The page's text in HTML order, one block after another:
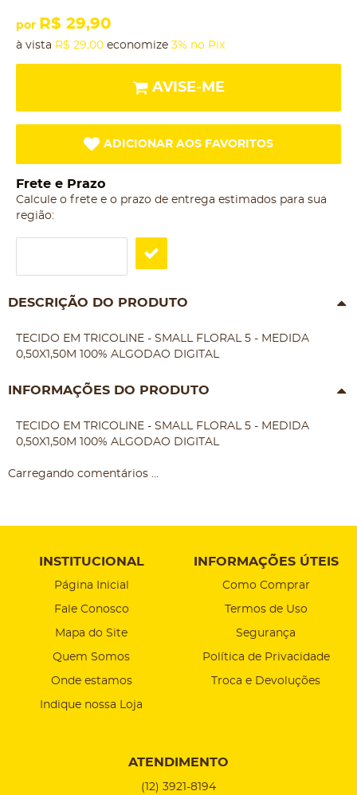
por R$ 29,90
à vista R$ 29,00 economize 3% no Pix
AVISE-ME
ADICIONAR AOS FAVORITOS
Frete e Prazo
Calcule o frete e o prazo de entrega estimados para sua
região:
DESCRIÇÃO DO PRODUTO
TECIDO EM TRICOLINE - SMALL FLORAL 5 - MEDIDA
0,50X1,50M 100% ALGODAO DIGITAL
INFORMAÇÕES DO PRODUTO
TECIDO EM TRICOLINE - SMALL FLORAL 5 - MEDIDA
0,50X1,50M 100% ALGODAO DIGITAL
Carregando comentários ...
INSTITUCIONAL
Página Inicial
Fale Conosco
Mapa do Site
Quem Somos
Onde estamos
Indique nossa Loja
INFORMAÇÕES ÚTEIS
Como Comprar
Termos de Uso
Segurança
Política de Privacidade
Troca e Devoluções
ATENDIMENTO
(12) 3921-8194